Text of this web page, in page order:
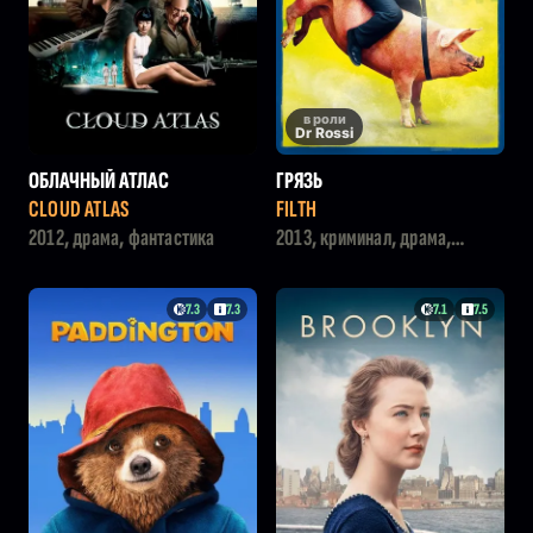
ОБЛАЧНЫЙ АТЛАС
CLOUD ATLAS
2012, драма, фантастика
в роли
Dr Rossi
ГРЯЗЬ
FILTH
2013, криминал, драма,
7.3 7.3 7.1 7.5